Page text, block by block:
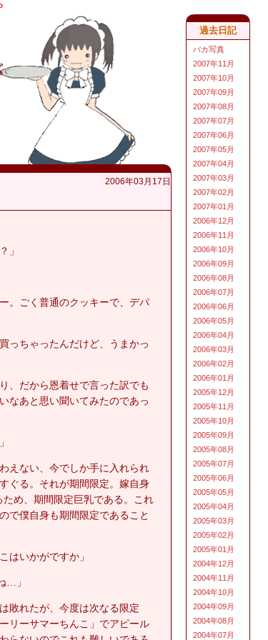
2006年03月17日
」
。ごく普通のクッキーで、デパ
っちゃったんだけど、うまかっ
、だから恩着せで言った訳でも
なあと思い聞いてみたのであっ
えない、今でしか手に入れられ
ぐる。それが期間限定。嫁自身
め、期間限定巨乳である。これ
で僕自身も期間限定であること
はいかがですか」
…」
敗れたが、今度は次なる限定
リーサマーちんこ」でアピール
過去日記
バカ写真
2007年11月
2007年10月
2007年09月
2007年08月
2007年07月
2007年06月
2007年05月
2007年04月
2007年03月
2007年02月
2007年01月
2006年12月
2006年11月
2006年10月
2006年09月
2006年08月
2006年07月
2006年06月
2006年05月
2006年04月
2006年03月
2006年02月
2006年01月
2005年12月
2005年11月
2005年10月
2005年09月
2005年08月
2005年07月
2005年06月
2005年05月
2005年04月
2005年03月
2005年02月
2005年01月
2004年12月
2004年11月
2004年10月
2004年09月
2004年08月
2004年07月